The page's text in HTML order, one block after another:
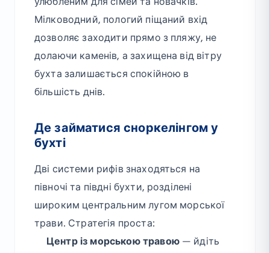
Мілководний, пологий піщаний вхід
дозволяє заходити прямо з пляжу, не
долаючи каменів, а захищена від вітру
бухта залишається спокійною в
більшість днів.
Де займатися сноркелінгом у
бухті
Дві системи рифів знаходяться на
півночі та півдні бухти, розділені
широким центральним лугом морської
трави. Стратегія проста:
Центр із морською травою— йдіть